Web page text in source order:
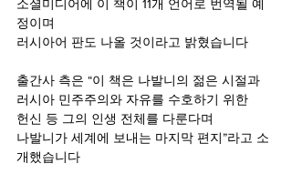
소셜미디어에 이 책이 11개 언어로 번역될 예
정이며
러시아어 판도 나올 것이라고 밝혔습니다
출간사 측은 “이 책은 나발니의 젊은 시절과
러시아 민주주의와 자유를 수호하기 위한
헌신 등 그의 인생 전체를 다룬다며
나발니가 세계에 보내는 마지막 편지”라고 소
개했습니다